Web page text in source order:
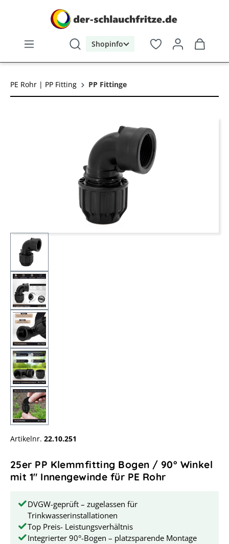
Shopinfo
PE Rohr | PP Fitting PP Fittinge
Artikelnr. 22.10.251
25er PP Klemmfitting Bogen / 90° Winkel
mit 1" Innengewinde für PE Rohr
DVGW-geprüft – zugelassen für
Trinkwasserinstallationen
Top Preis- Leistungsverhältnis
Integrierter 90°-Bogen – platzsparende Montage